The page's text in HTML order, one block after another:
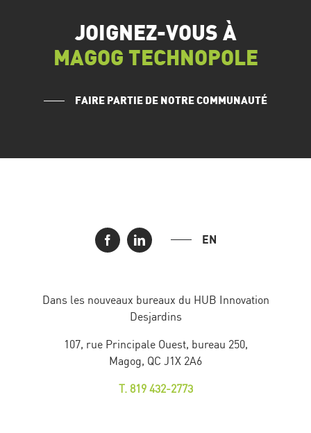
JOIGNEZ-VOUS À
MAGOG TECHNOPOLE
FAIRE PARTIE DE NOTRE COMMUNAUTÉ
EN
Dans les nouveaux bureaux du HUB Innovation
Desjardins
107, rue Principale Ouest, bureau 250,
Magog, QC J1X 2A6
T. 819 432-2773